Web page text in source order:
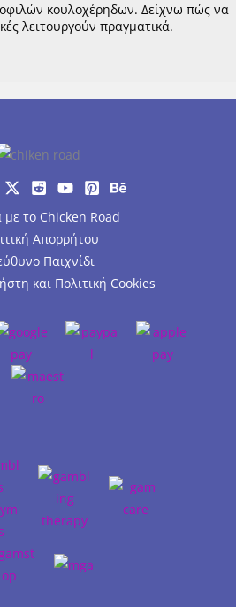
κουλοχέρηδων. Δείχνω πώς να
λειτουργούν πραγματικά.
με το Chicken Road
Απορρήτου
Παιχνίδι
και Πολιτική Cookies